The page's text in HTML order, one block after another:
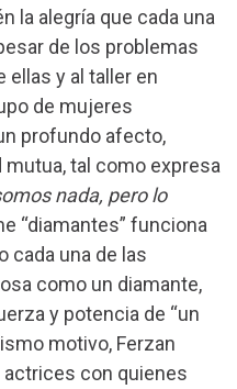
la alegría que cada una
de los problemas
ellas y al taller en
de mujeres
profundo afecto,
tal como expresa
nada, pero lo
“diamantes” funciona
cada una de las
como un diamante,
y potencia de “un
motivo, Ferzan
con quienes